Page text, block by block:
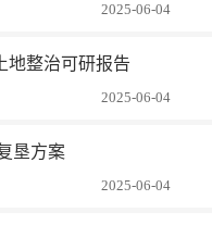
2025-06-04
地整治可研报告
2025-06-04
垦方案
2025-06-04